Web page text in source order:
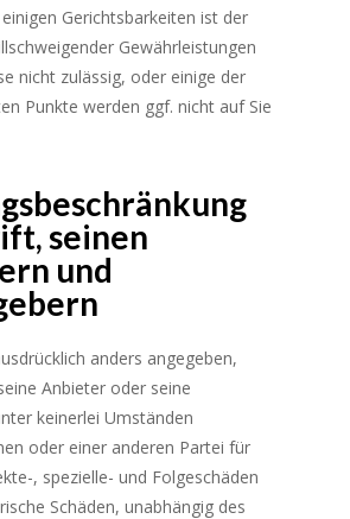
Gerichtsbarkeiten ist der
Gewährleistungen
nicht zulässig, oder einige der
Punkte werden ggf. nicht auf Sie
seinen
und
anders angegeben,
Anbieter oder seine
keinerlei Umständen
oder einer anderen Partei für
, spezielle- und Folgeschäden
Schäden, unabhängig des